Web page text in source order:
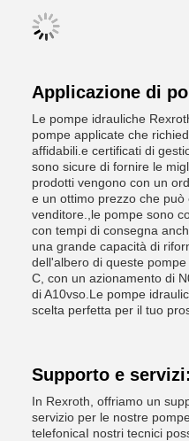
Applicazione di
Le pompe idrauliche
pompe applicate che
affidabili.e certificati di
sono sicure di fornire le
prodotti vengono con un
e un ottimo prezzo che
venditore.,le pompe sono
con tempi di consegna
una grande capacità di
dell'albero di queste
C, con un azionamento di
di A10vso.Le pompe
scelta perfetta per il tuo
Supporto e servizi:
In Rexroth, offriamo un
servizio per le nostre
telefonicaI nostri tecnici